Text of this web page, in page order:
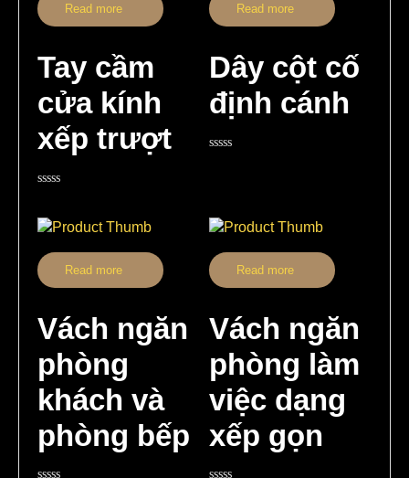
Read more
Tay cầm
cửa kính
xếp trượt
out
of
Read more
Dây cột cố
định cánh
Read more
Vách ngăn
phòng
khách và
phòng bếp
Read more
Vách ngăn
phòng làm
việc dạng
xếp gọn